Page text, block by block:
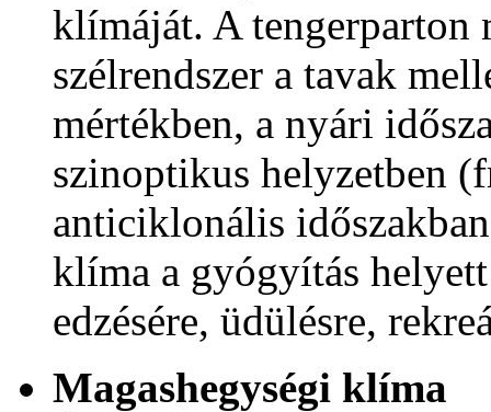
klímáját. A
szélrendszer a tavak
mértékben, a nyári
szinoptikus helyzetben
anticiklonális
klíma a gyógyítás helyett
edzésére, üdülésre,
Magashegységi klíma